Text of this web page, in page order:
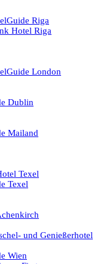
Riga
Hotel Riga
London
Dublin
Mailand
Texel
Texel
und Genießerhotel
Wien